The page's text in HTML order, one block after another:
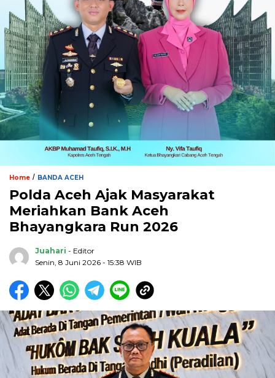
Home / BANDA ACEH
Polda Aceh Ajak Masyarakat
Meriahkan Bank Aceh
Bhayangkara Run 2026
Juahari - Editor
Senin, 8 Juni 2026 - 15:38 WIB